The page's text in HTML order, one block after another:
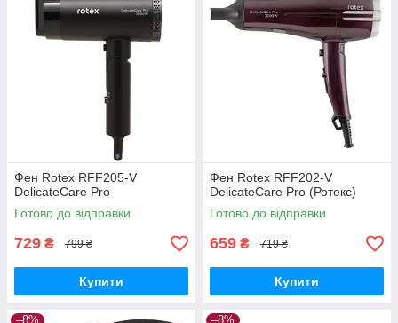
Фен Rotex RFF205-V
DelicateCare Pro
Готово до відправки
729 ₴ 799 ₴
Купити
Фен Rotex RFF202-V
DelicateCare Pro (Ротекс)
Готово до відправки
659 ₴ 719 ₴
Купити
–8% –8%